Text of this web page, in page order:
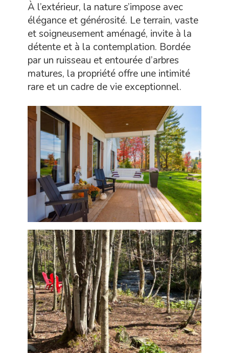
À l’extérieur, la nature s’impose avec
élégance et générosité. Le terrain, vaste
et soigneusement aménagé, invite à la
détente et à la contemplation. Bordée
par un ruisseau et entourée d’arbres
matures, la propriété offre une intimité
rare et un cadre de vie exceptionnel.